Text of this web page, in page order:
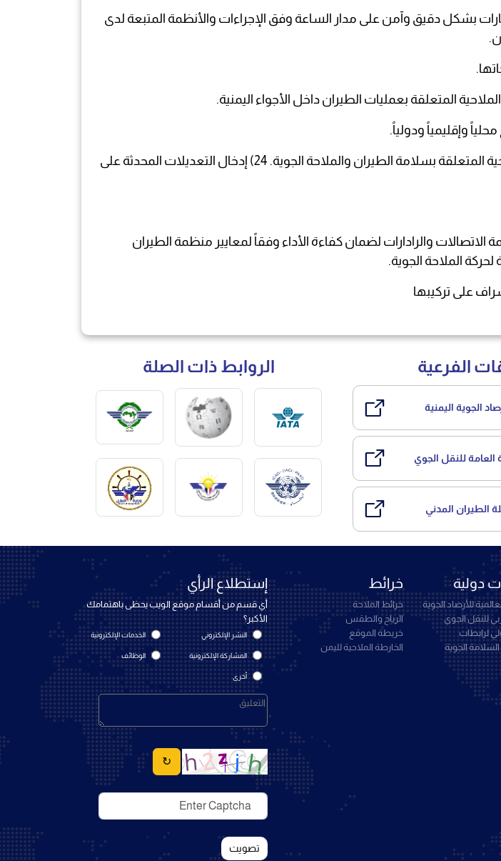
بشكل دقيق وآمن على مدار الساعة وفق الإجراءات والأنظمة المتبعة لدى
23) التنسيق مع دول الجوار فيما يتعلق بالبيانات ونشر المعلومات الملاحية المتعلقة بسلامة الطيران والملاحة الجوية. 24) إدخال التعديلات المحدثة على
والرادارات لضمان كفاءة الأداء وفقاً لمعايير منظمة الطيران
الملاحة الجوية.
الفرعية
الجوية اليمنية
العامة للنقل الجوي
الطيران المدني
الروابط ذات الصلة
دولية
للأرصاد الجوية
للنقل الجوي
لرابطات
السلامة الجوية
خرائط
خرائط الملاحة
الرياح والطقس
خريطة الموقع
الخارطة الملاحية لليمن
إستطلاع الرأي
أي قسم من أقسام موقع الويب يحظى باهتمامك
الأكبر؟
النشر الإلكتروني الخدمات الإلكترونية
المشاركة الإلكترونية الوظائف
أخرى
↻
تصويت